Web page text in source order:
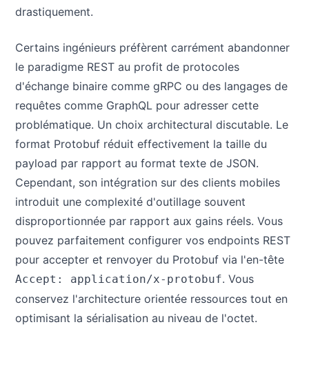
drastiquement.
Certains ingénieurs préfèrent carrément abandonner
le paradigme REST au profit de protocoles
d'échange binaire comme gRPC ou des langages de
requêtes comme GraphQL pour adresser cette
problématique. Un choix architectural discutable. Le
format Protobuf réduit effectivement la taille du
payload par rapport au format texte de JSON.
Cependant, son intégration sur des clients mobiles
introduit une complexité d'outillage souvent
disproportionnée par rapport aux gains réels. Vous
pouvez parfaitement configurer vos endpoints REST
pour accepter et renvoyer du Protobuf via l'en-tête
Accept: application/x-protobuf. Vous
conservez l'architecture orientée ressources tout en
optimisant la sérialisation au niveau de l'octet.